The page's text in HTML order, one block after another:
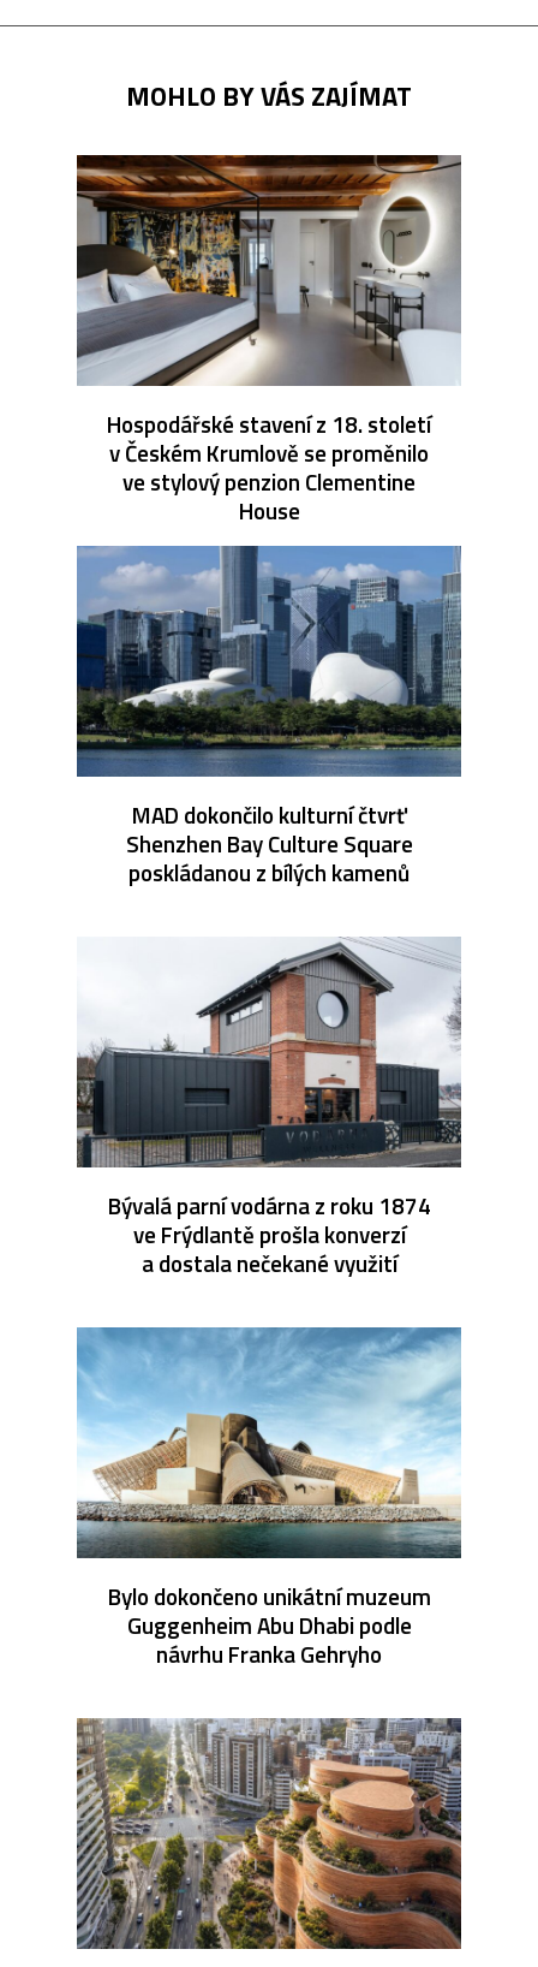
MOHLO BY VÁS ZAJÍMAT
Hospodářské stavení z 18. století
v Českém Krumlově se proměnilo
ve stylový penzion Clementine
House
MAD dokončilo kulturní čtvrť
Shenzhen Bay Culture Square
poskládanou z bílých kamenů
Bývalá parní vodárna z roku 1874
ve Frýdlantě prošla konverzí
a dostala nečekané využití
Bylo dokončeno unikátní muzeum
Guggenheim Abu Dhabi podle
návrhu Franka Gehryho